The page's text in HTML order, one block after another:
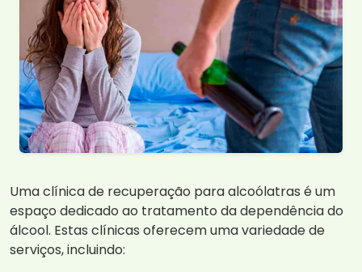
Uma clínica de recuperação para alcoólatras é um
espaço dedicado ao tratamento da dependência do
álcool. Estas clínicas oferecem uma variedade de
serviços, incluindo: